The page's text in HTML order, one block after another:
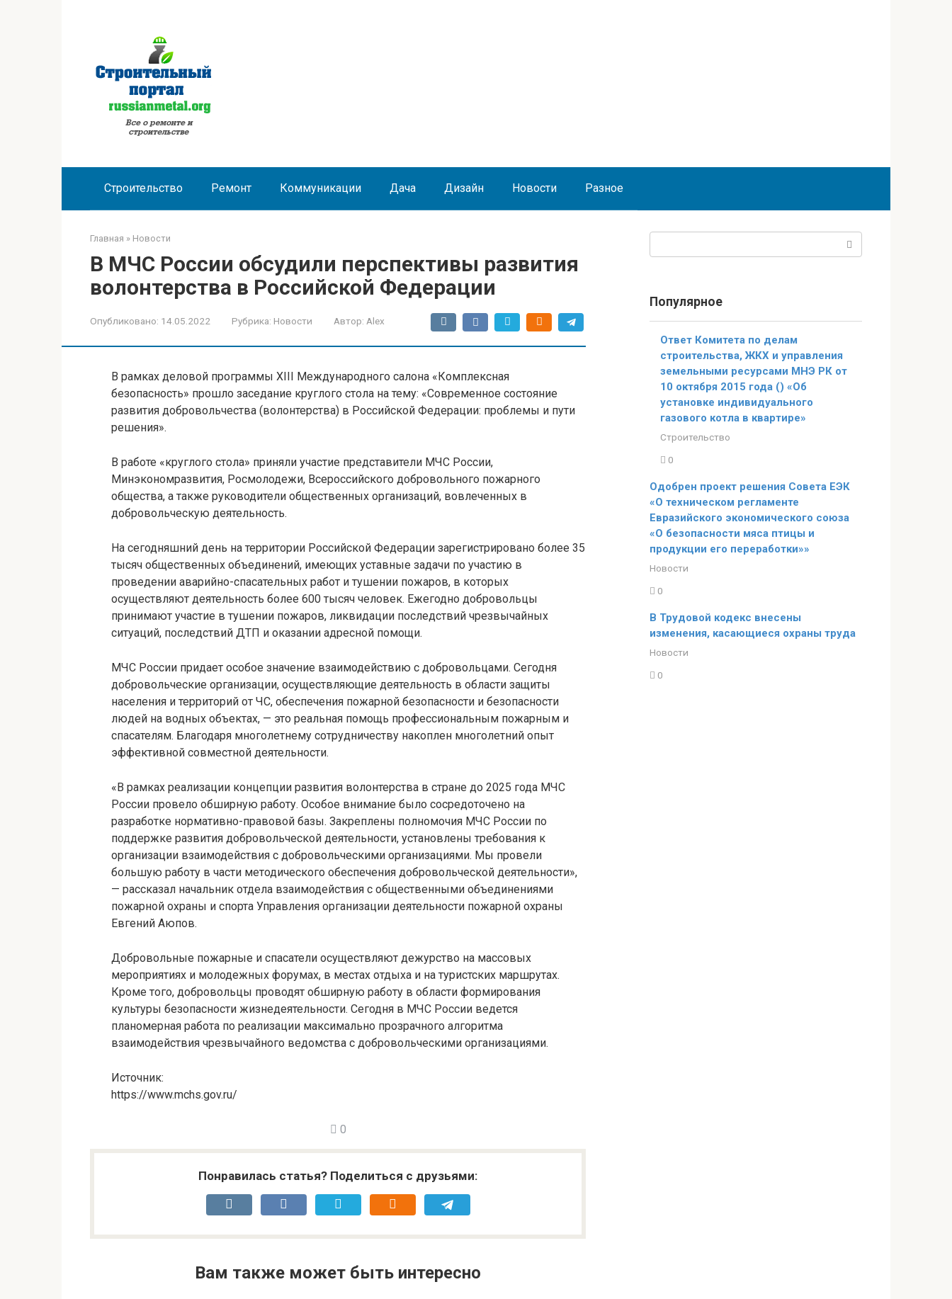
Строительство Ремонт Коммуникации Дача Дизайн Новости Разное
Главная » Новости
В МЧС России обсудили перспективы развития
волонтерства в Российской Федерации
Опубликовано: 14.05.2022 Рубрика: Новости Автор: Alex
В рамках деловой программы XIII Международного салона «Комплексная
безопасность» прошло заседание круглого стола на тему: «Современное состояние
развития добровольчества (волонтерства) в Российской Федерации: проблемы и пути
решения».
В работе «круглого стола» приняли участие представители МЧС России,
Минэкономразвития, Росмолодежи, Всероссийского добровольного пожарного
общества, а также руководители общественных организаций, вовлеченных в
добровольческую деятельность.
На сегодняшний день на территории Российской Федерации зарегистрировано более 35
тысяч общественных объединений, имеющих уставные задачи по участию в
проведении аварийно-спасательных работ и тушении пожаров, в которых
осуществляют деятельность более 600 тысяч человек. Ежегодно добровольцы
принимают участие в тушении пожаров, ликвидации последствий чрезвычайных
ситуаций, последствий ДТП и оказании адресной помощи.
МЧС России придает особое значение взаимодействию с добровольцами. Сегодня
добровольческие организации, осуществляющие деятельность в области защиты
населения и территорий от ЧС, обеспечения пожарной безопасности и безопасности
людей на водных объектах, — это реальная помощь профессиональным пожарным и
спасателям. Благодаря многолетнему сотрудничеству накоплен многолетний опыт
эффективной совместной деятельности.
«В рамках реализации концепции развития волонтерства в стране до 2025 года МЧС
России провело обширную работу. Особое внимание было сосредоточено на
разработке нормативно-правовой базы. Закреплены полномочия МЧС России по
поддержке развития добровольческой деятельности, установлены требования к
организации взаимодействия с добровольческими организациями. Мы провели
большую работу в части методического обеспечения добровольческой деятельности»,
— рассказал начальник отдела взаимодействия с общественными объединениями
пожарной охраны и спорта Управления организации деятельности пожарной охраны
Евгений Аюпов.
Добровольные пожарные и спасатели осуществляют дежурство на массовых
мероприятиях и молодежных форумах, в местах отдыха и на туристских маршрутах.
Кроме того, добровольцы проводят обширную работу в области формирования
культуры безопасности жизнедеятельности. Сегодня в МЧС России ведется
планомерная работа по реализации максимально прозрачного алгоритма
взаимодействия чрезвычайного ведомства с добровольческими организациями.
Источник:
https://www.mchs.gov.ru/
0
Понравилась статья? Поделиться с друзьями:
Вам также может быть интересно
Популярное
Ответ Комитета по делам
строительства, ЖКХ и управления
земельными ресурсами МНЭ РК от
10 октября 2015 года () «Об
установке индивидуального
газового котла в квартире»
Строительство
0
Одобрен проект решения Совета ЕЭК
«О техническом регламенте
Евразийского экономического союза
«О безопасности мяса птицы и
продукции его переработки»»
Новости
0
В Трудовой кодекс внесены
изменения, касающиеся охраны труда
Новости
0